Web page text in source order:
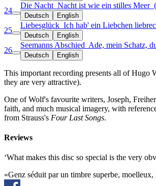
24
Die Nacht Nacht ist wie ein stilles Meer
Deutsch English
25
Liebesglück Ich hab' ein Liebchen
Deutsch English
26
Seemanns Abschied Ade, mein Schatz,
Deutsch English
This important recording presents all of Hugo
they are very attractive).
One of Wolf's favourite writers, Joseph,
faith, and much musical imagery, with
from Strauss's Four Last Songs.
Reviews
‘What makes this disc so special is the very
«Genz séduit par un timbre superbe,